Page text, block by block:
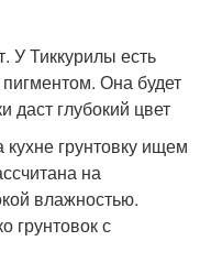
У Тиккурилы есть
Она будет
даст глубокий цвет
грунтовку ищем
на
влажностью.
грунтовок с